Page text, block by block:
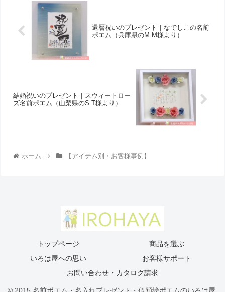
還暦祝いのプレゼント｜なでしこの名前
ポエム（ 兵庫県のM.M様より ）
結婚祝いのプレゼント｜スウィートロー
ズ名前ポエム（山梨県のS.T様より ）
ホーム 【アイテム別・お客様事例】
トップページ
商品を選ぶ
いろは屋への思い
お客様サポート
お問い合わせ・カタログ請求